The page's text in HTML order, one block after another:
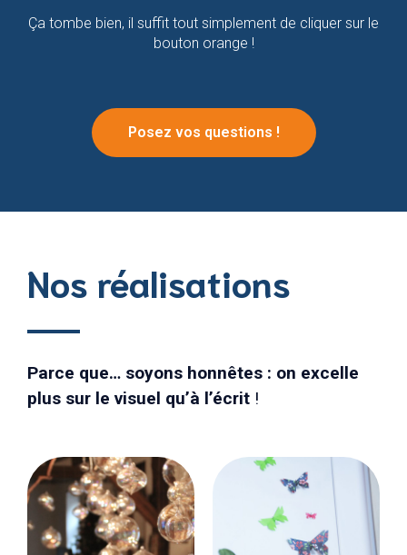
Ça tombe bien, il suffit tout simplement de cliquer sur le
bouton orange !
Posez vos questions !
Nos réalisations
Parce que… soyons honnêtes : on excelle
plus sur le visuel qu’à l’écrit !